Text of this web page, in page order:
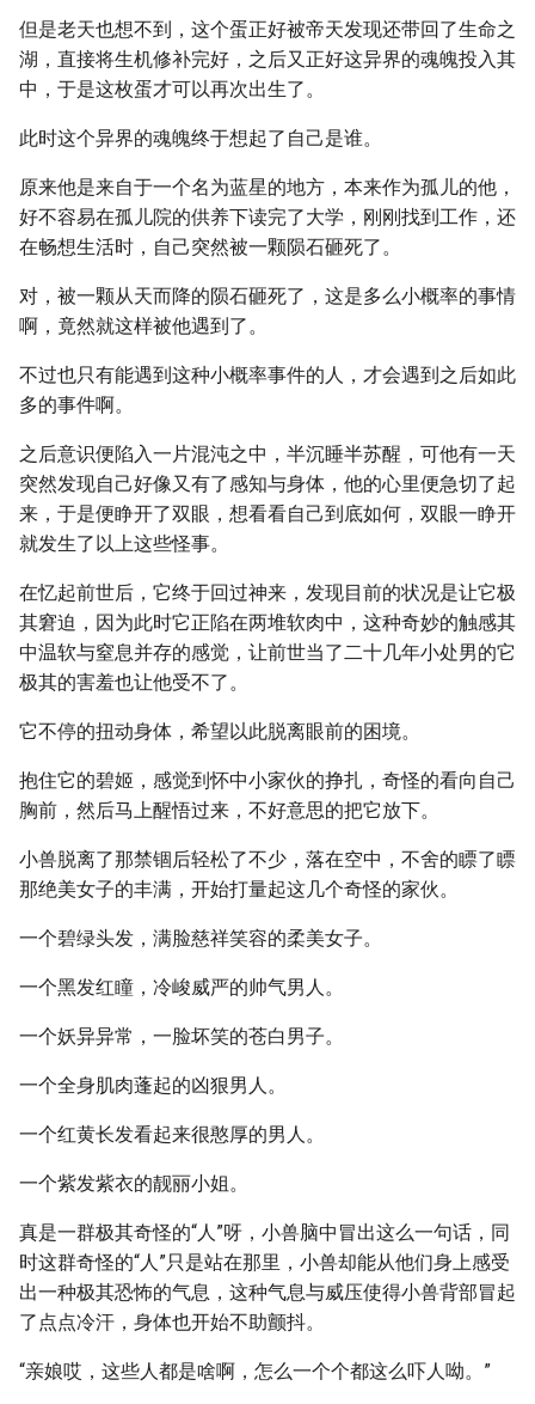
但是老天也想不到，这个蛋正好被帝天发现还带回了生命之
湖，直接将生机修补完好，之后又正好这异界的魂魄投入其
中，于是这枚蛋才可以再次出生了。
此时这个异界的魂魄终于想起了自己是谁。
原来他是来自于一个名为蓝星的地方，本来作为孤儿的他，
好不容易在孤儿院的供养下读完了大学，刚刚找到工作，还
在畅想生活时，自己突然被一颗陨石砸死了。
对，被一颗从天而降的陨石砸死了，这是多么小概率的事情
啊，竟然就这样被他遇到了。
不过也只有能遇到这种小概率事件的人，才会遇到之后如此
多的事件啊。
之后意识便陷入一片混沌之中，半沉睡半苏醒，可他有一天
突然发现自己好像又有了感知与身体，他的心里便急切了起
来，于是便睁开了双眼，想看看自己到底如何，双眼一睁开
就发生了以上这些怪事。
在忆起前世后，它终于回过神来，发现目前的状况是让它极
其窘迫，因为此时它正陷在两堆软肉中，这种奇妙的触感其
中温软与窒息并存的感觉，让前世当了二十几年小处男的它
极其的害羞也让他受不了。
它不停的扭动身体，希望以此脱离眼前的困境。
抱住它的碧姬，感觉到怀中小家伙的挣扎，奇怪的看向自己
胸前，然后马上醒悟过来，不好意思的把它放下。
小兽脱离了那禁锢后轻松了不少，落在空中，不舍的瞟了瞟
那绝美女子的丰满，开始打量起这几个奇怪的家伙。
一个碧绿头发，满脸慈祥笑容的柔美女子。
一个黑发红瞳，冷峻威严的帅气男人。
一个妖异异常，一脸坏笑的苍白男子。
一个全身肌肉蓬起的凶狠男人。
一个红黄长发看起来很憨厚的男人。
一个紫发紫衣的靓丽小姐。
真是一群极其奇怪的“人”呀，小兽脑中冒出这么一句话，同
时这群奇怪的“人”只是站在那里，小兽却能从他们身上感受
出一种极其恐怖的气息，这种气息与威压使得小兽背部冒起
了点点冷汗，身体也开始不助颤抖。
“亲娘哎，这些人都是啥啊，怎么一个个都这么吓人呦。”